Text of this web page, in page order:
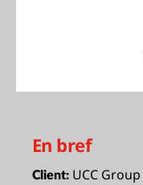
En bref
Client: UCC Group